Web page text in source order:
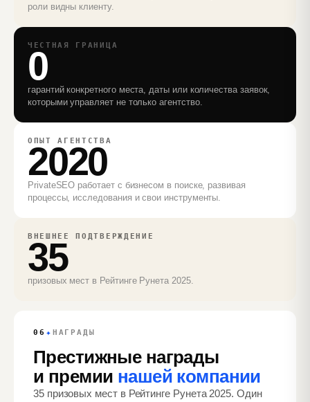
роли видны клиенту.
ЧЕСТНАЯ ГРАНИЦА
0
гарантий конкретного места, даты или количества заявок,
которыми управляет не только агентство.
ОПЫТ АГЕНТСТВА
2020
PrivateSEO работает с бизнесом в поиске, развивая
процессы, исследования и свои инструменты.
ВНЕШНЕЕ ПОДТВЕРЖДЕНИЕ
35
призовых мест в Рейтинге Рунета 2025.
06 ✦ НАГРАДЫ
Престижные награды
и премии нашей компании
35 призовых мест в Рейтинге Рунета 2025. Один